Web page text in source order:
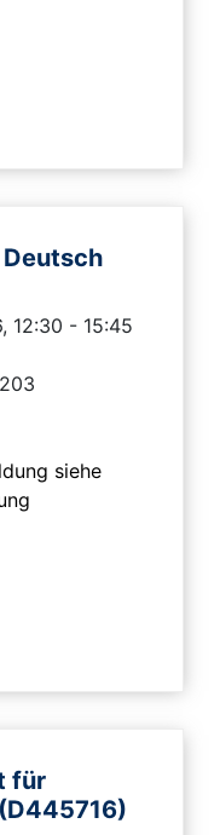
12:30 - 15:45
siehe
für